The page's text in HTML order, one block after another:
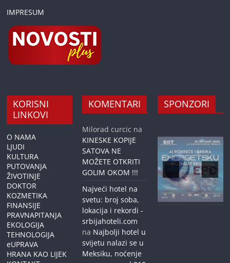
IMPRESUM
KORISNI
LINKOVI
O NAMA
LJUDI
KULTURA
PUTOVANJA
ŽIVOTINJE
DOKTOR
KOZMETIKA
FINANSIJE
PRAVNAPITANJA
EKOLOGIJA
TEHNOLOGIJA
eUPRAVA
HRANA KAO LIJEK
KOMENTARI
Milorad curcic na
KINESKE KOPIJE
SATOVA NE
MOŽETE OTKRITI
GOLIM OKOM !!!
Najveći hotel na
svetu: broj soba,
lokacija i rekordi -
srbijahoteli.com
na Najbolji hotel u
svijetu nalazi se u
Meksiku, noćenje
SPONZORI